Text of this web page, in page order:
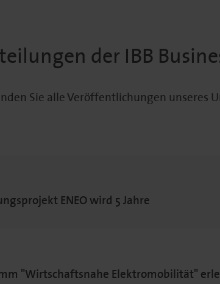
der IBB
Sie alle Veröffentlichungen unseres
ENEO wird 5 Jahre
"Wirtschaftsnahe Elektromobilität"